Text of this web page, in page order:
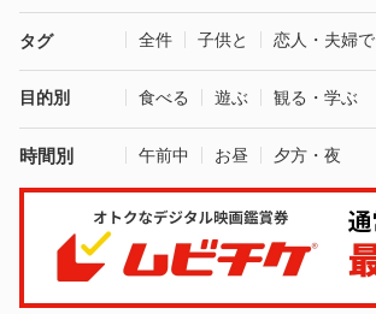
タグ 全件 子供と 恋人・夫婦で
目的別 食べる 遊ぶ 観る・学ぶ
時間別 午前中 お昼 夕方・夜